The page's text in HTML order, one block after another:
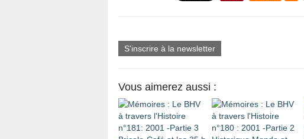
S'inscrire à la newsletter
Vous aimerez aussi :